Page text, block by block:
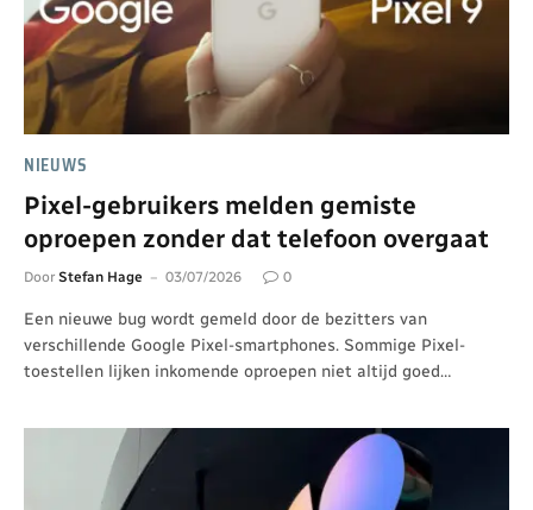
NIEUWS
Pixel-gebruikers melden gemiste
oproepen zonder dat telefoon overgaat
Door Stefan Hage 03/07/2026 0
Een nieuwe bug wordt gemeld door de bezitters van
verschillende Google Pixel-smartphones. Sommige Pixel-
toestellen lijken inkomende oproepen niet altijd goed…